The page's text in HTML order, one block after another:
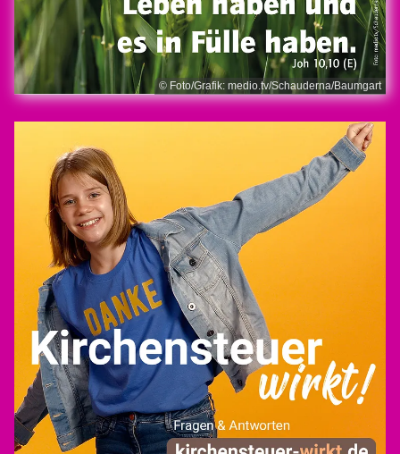
© Foto/Grafik: medio.tv/Schauderna/Baumgart